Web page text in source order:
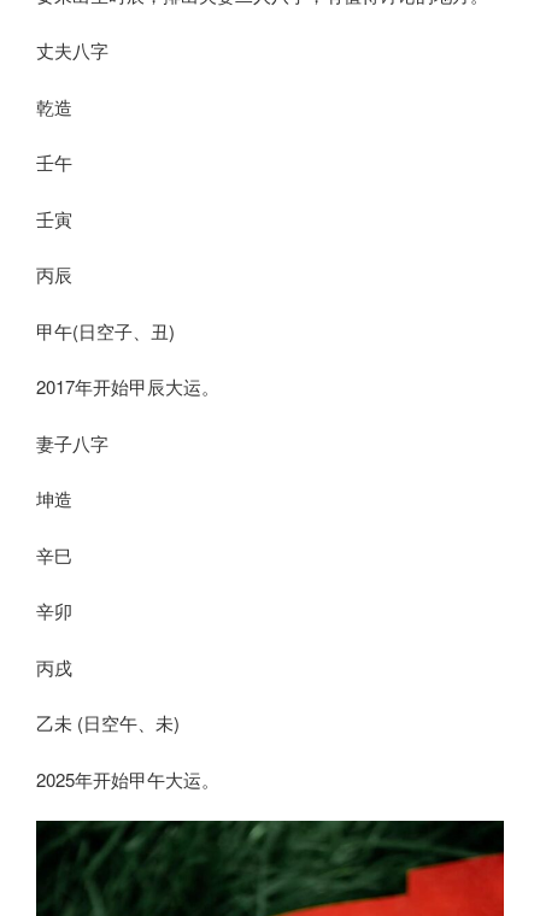
丈夫八字
乾造
壬午
壬寅
丙辰
甲午(日空子、丑)
2017年开始甲辰大运。
妻子八字
坤造
辛巳
辛卯
丙戌
乙未 (日空午、未)
2025年开始甲午大运。